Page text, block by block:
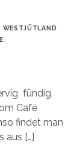
fündig.
Café
findet man
aus […]